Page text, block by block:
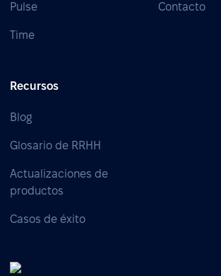
Pulse
Time
Contacto
Recursos
Blog
Glosario de RRHH
Actualizaciones de
productos
Casos de éxito